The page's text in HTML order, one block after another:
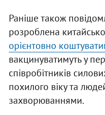
Раніше також
розроблена
орієнтовно
вакцинуватимуть у
співробітників
похилого віку та
захворюваннями.